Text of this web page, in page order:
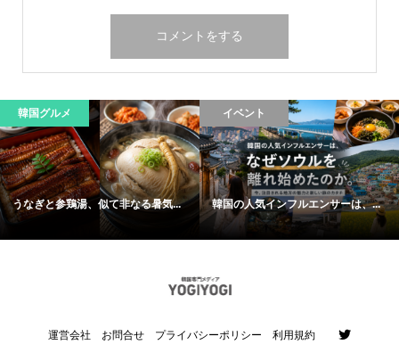
韓国グルメ
うなぎと参鶏湯、似て非なる暑気...
イベント
韓国の人気インフルエンサーは、...
運営会社 お問合せ プライバシーポリシー 利用規約